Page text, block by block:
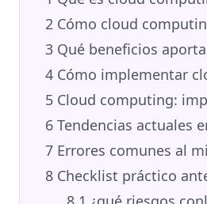
2 Cómo cloud
3 Qué beneficios
4 Cómo implementar
5 Cloud computing:
6 Tendencias actuales
7 Errores comunes al
8 Checklist práctico